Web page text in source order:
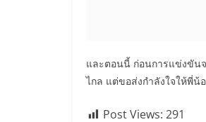
และตอนนี้ ก่อนการแข่งขัน
ไกล แต่ขอส่งกำลังใจให้พี่น้
Post Views: 291